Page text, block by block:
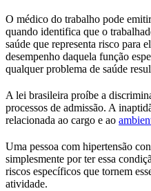
O médico do trabalho pode
quando identifica que o
saúde que representa risco para
desempenho daquela função
qualquer problema de saúde
A lei brasileira proíbe a
processos de admissão. A
relacionada ao cargo e ao
Uma pessoa com hipertensão
simplesmente por ter essa
riscos específicos que tornem
atividade.